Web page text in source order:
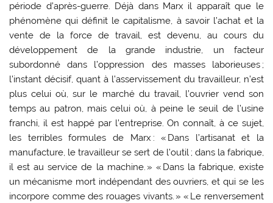
période d’après-guerre. Déjà dans Marx il apparaît que le
phénomène qui définit le capitalisme, à savoir l’achat et la
vente de la force de travail, est devenu, au cours du
développement de la grande industrie, un facteur
subordonné dans l’oppression des masses laborieuses ;
l’instant décisif, quant à l’asservissement du travailleur, n’est
plus celui où, sur le marché du travail, l’ouvrier vend son
temps au patron, mais celui où, à peine le seuil de l’usine
franchi, il est happé par l’entreprise. On connaît, à ce sujet,
les terribles formules de Marx : « Dans l’artisanat et la
manufacture, le travailleur se sert de l’outil ; dans la fabrique,
il est au service de la machine. » « Dans la fabrique, existe
un mécanisme mort indépendant des ouvriers, et qui se les
incorpore comme des rouages vivants. » « Le renversement